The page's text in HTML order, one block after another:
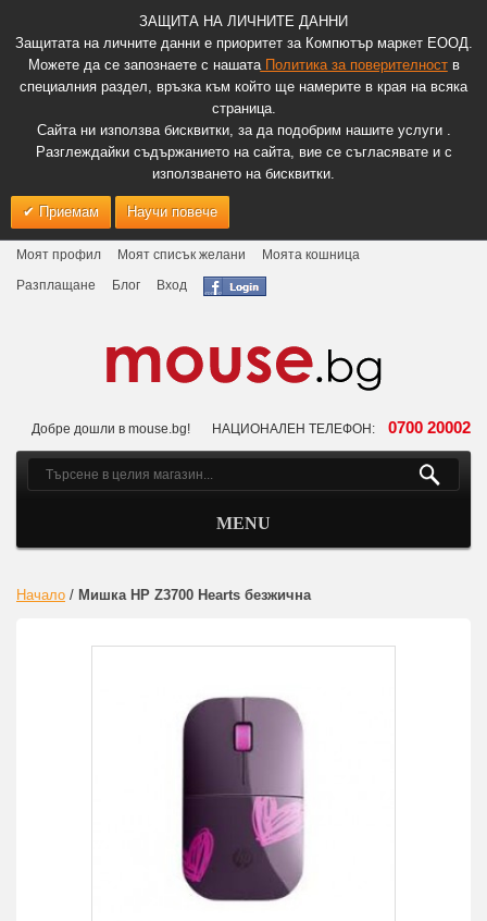
ЗАЩИТА НА ЛИЧНИТЕ ДАННИ
Защитата на личните данни е приоритет за Компютър маркет ЕООД.
Можете да се запознаете с нашатаПолитика за поверителноств
специалния раздел, връзка към който ще намерите в края на всяка
страница.
Сайта ни използва бисквитки, за да подобрим нашите услуги .
Разглеждайки съдържанието на сайта, вие се съгласявате и с
използването на бисквитки.
Приемам Научи повече
Моят профил Моят списък желани
Моята кошница
Разплащане
Блог Вход
Добре дошли в mouse.bg! НАЦИОНАЛЕН ТЕЛЕФОН: 0700 20002
MENU
Начало / Мишка HP Z3700 Hearts безжична